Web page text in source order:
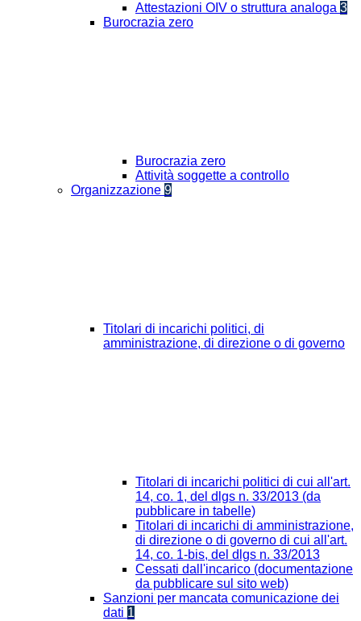
Attestazioni OIV o struttura analoga 3
Burocrazia zero
Burocrazia zero
Attività soggette a controllo
Organizzazione 9
Titolari di incarichi politici, di
amministrazione, di direzione o di governo
Titolari di incarichi politici di cui all'art.
14, co. 1, del dlgs n. 33/2013 (da
pubblicare in tabelle)
Titolari di incarichi di amministrazione,
di direzione o di governo di cui all'art.
14, co. 1-bis, del dlgs n. 33/2013
Cessati dall'incarico (documentazione
da pubblicare sul sito web)
Sanzioni per mancata comunicazione dei
dati 1